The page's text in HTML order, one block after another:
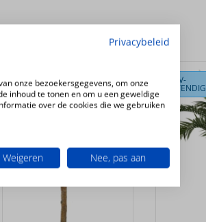
UV-
BESTENDIG
UV-
BESTENDIG
Privacybeleid
onze bezoekersgegevens, om onze
inhoud te tonen en om u een geweldige
over de cookies die we gebruiken
Weigeren Nee, pas aan